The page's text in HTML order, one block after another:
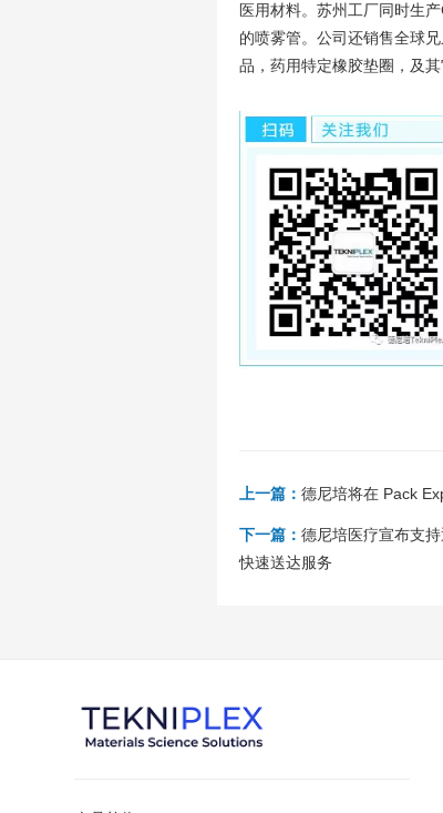
医用材料。苏州工厂同时生
的喷雾管。公司还销售全球
品，药用特定橡胶垫圈，及
上一篇：德尼培将在 Pack
下一篇：德尼培医疗宣布支
快速送达服务